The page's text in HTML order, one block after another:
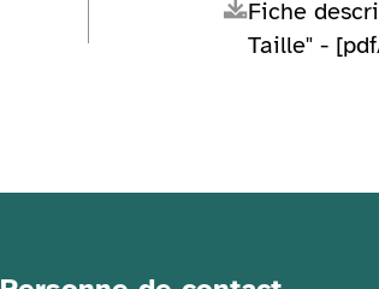
Fiche
Taille" -